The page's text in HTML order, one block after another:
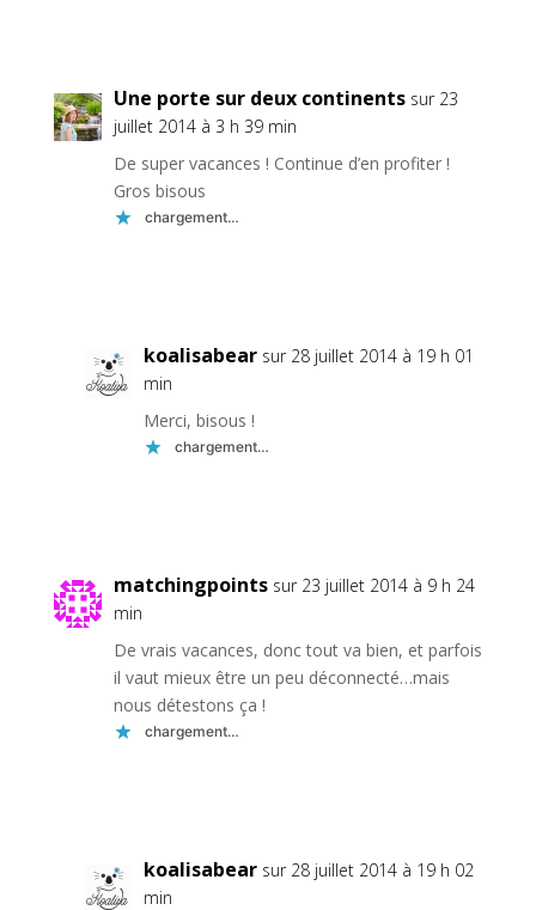
Une porte sur deux continents sur 23
juillet 2014 à 3 h 39 min
De super vacances ! Continue d’en profiter !
Gros bisous
chargement…
koalisabear sur 28 juillet 2014 à 19 h 01
min
Merci, bisous !
chargement…
matchingpoints sur 23 juillet 2014 à 9 h 24
min
De vrais vacances, donc tout va bien, et parfois
il vaut mieux être un peu déconnecté…mais
nous détestons ça !
chargement…
koalisabear sur 28 juillet 2014 à 19 h 02
min